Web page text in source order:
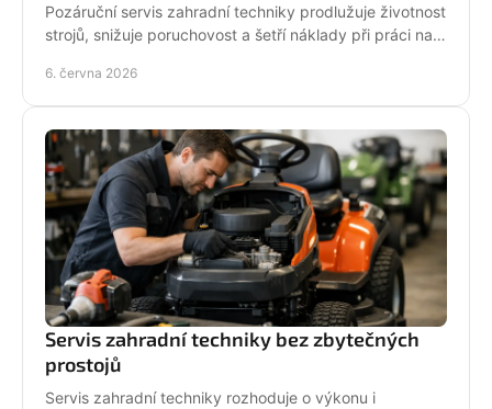
Pozáruční servis zahradní techniky prodlužuje životnost
strojů, snižuje poruchovost a šetří náklady při práci na
6. června 2026
Servis zahradní techniky bez zbytečných
prostojů
Servis zahradní techniky rozhoduje o výkonu i